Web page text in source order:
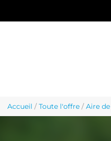
Accueil / Toute l'offre / Aire